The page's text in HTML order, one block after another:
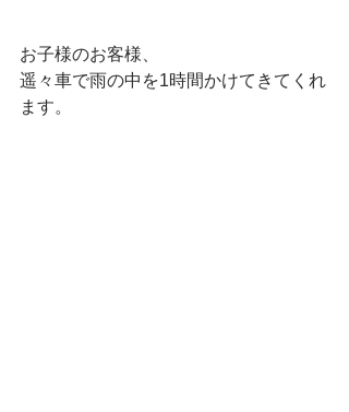
お子様のお客様、
遥々車で雨の中を1時間かけてきてくれ
ます。